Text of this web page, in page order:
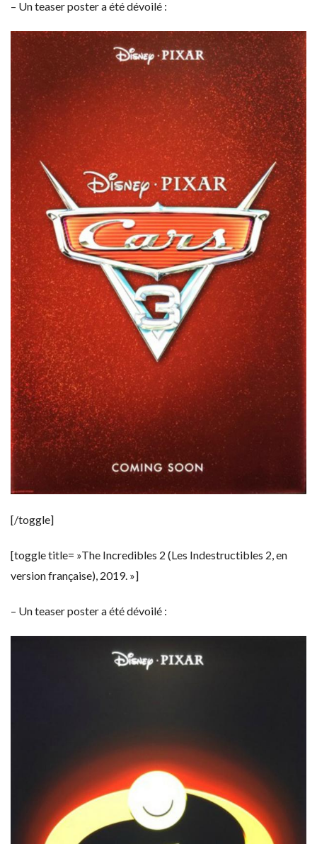
– Un teaser poster a été dévoilé :
[/toggle]
[toggle title= »The Incredibles 2 (Les Indestructibles 2, en
version française), 2019. »]
– Un teaser poster a été dévoilé :